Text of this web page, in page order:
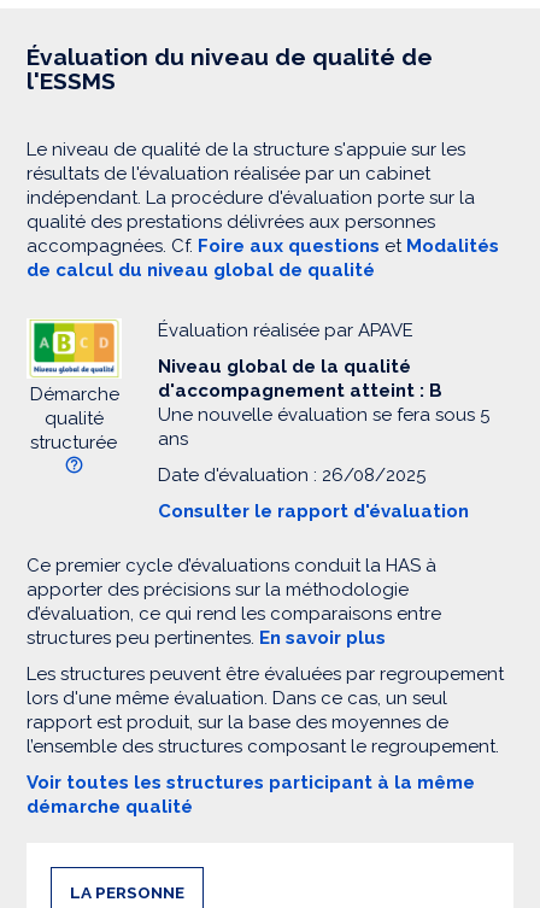
Évaluation du niveau de qualité de
l'ESSMS
Le niveau de qualité de la structure s'appuie sur les
résultats de l'évaluation réalisée par un cabinet
indépendant. La procédure d'évaluation porte sur la
qualité des prestations délivrées aux personnes
accompagnées. Cf. Foire aux questions et Modalités
de calcul du niveau global de qualité
Démarche
qualité
structurée
Évaluation réalisée par APAVE
Niveau global de la qualité
d'accompagnement atteint : B
Une nouvelle évaluation se fera sous 5
ans
Date d'évaluation : 26/08/2025
Consulter le rapport d'évaluation
Ce premier cycle d’évaluations conduit la HAS à
apporter des précisions sur la méthodologie
d’évaluation, ce qui rend les comparaisons entre
structures peu pertinentes. En savoir plus
Les structures peuvent être évaluées par regroupement
lors d'une même évaluation. Dans ce cas, un seul
rapport est produit, sur la base des moyennes de
l’ensemble des structures composant le regroupement.
Voir toutes les structures participant à la même
démarche qualité
LA PERSONNE